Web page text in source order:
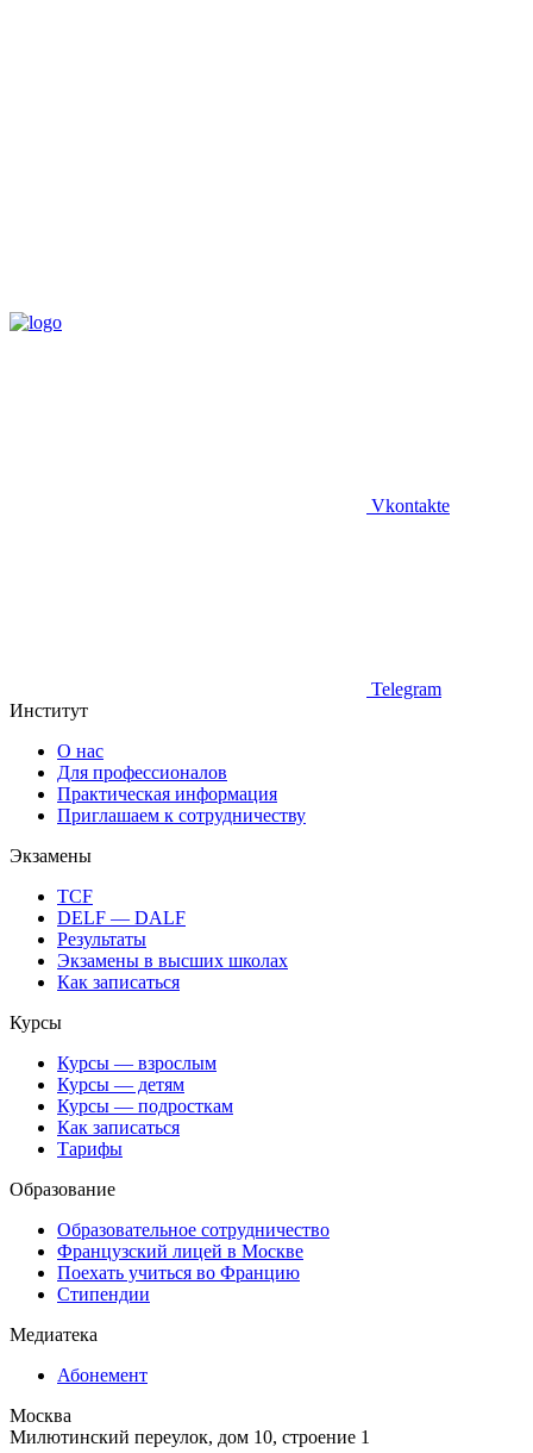
Vkontakte
Telegram
Институт
О нас
Для профессионалов
Практическая информация
Приглашаем к сотрудничеству
Экзамены
TCF
DELF — DALF
Результаты
Экзамены в высших школах
Как записаться
Курсы
Курсы — взрослым
Курсы — детям
Курсы — подросткам
Как записаться
Тарифы
Образование
Образовательное сотрудничество
Французский лицей в Москве
Поехать учиться во Францию
Стипендии
Медиатека
Абонемент
Москва
Милютинский переулок, дом 10, строение 1